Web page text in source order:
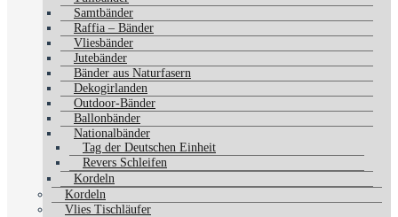
Samtbänder
Raffia – Bänder
Vliesbänder
Jutebänder
Bänder aus Naturfasern
Dekogirlanden
Outdoor-Bänder
Ballonbänder
Nationalbänder
Tag der Deutschen Einheit
Revers Schleifen
Kordeln
Kordeln
Vlies Tischläufer